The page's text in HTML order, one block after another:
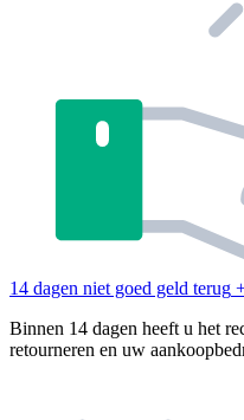
14 dagen niet goed geld terug
Binnen 14 dagen heeft u het
retourneren en uw